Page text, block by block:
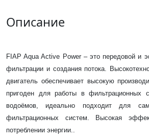
Описание
FIAP Aqua Active Power – это передовой и
фильтрации и создания потока.
двигатель обеспечивает высокую
пригоден для работы в фильтрационных
водоёмов, идеально подходит для
фильтрационных систем. Высокая
потреблении энергии..